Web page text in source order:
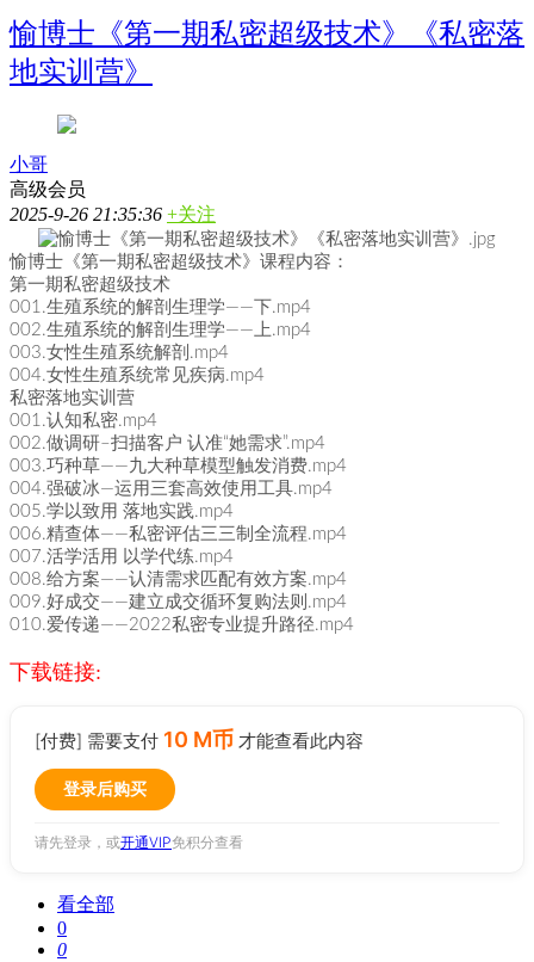
愉博士《第一期私密超级技术》《私密落
地实训营》
小哥
高级会员
2025-9-26 21:35:36 +关注
愉博士《第一期私密超级技术》课程内容：
第一期私密超级技术
001.生殖系统的解剖生理学——下.mp4
002.生殖系统的解剖生理学——上.mp4
003.女性生殖系统解剖.mp4
004.女性生殖系统常见疾病.mp4
私密落地实训营
001.认知私密.mp4
002.做调研–扫描客户 认准“她需求”.mp4
003.巧种草——九大种草模型触发消费.mp4
004.强破冰—运用三套高效使用工具.mp4
005.学以致用 落地实践.mp4
006.精查体——私密评估三三制全流程.mp4
007.活学活用 以学代练.mp4
008.给方案——认清需求匹配有效方案.mp4
009.好成交——建立成交循环复购法则.mp4
010.爱传递——2022私密专业提升路径.mp4
下载链接:
[付费] 需要支付 10 M币 才能查看此内容
登录后购买
请先登录，或开通VIP免积分查看
看全部
0
0